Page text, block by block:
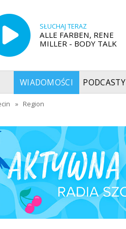
SŁUCHAJ TERAZ
ALLE FARBEN, RENE
MILLER - BODY TALK
WIADOMOŚCI PODCASTY
» Region